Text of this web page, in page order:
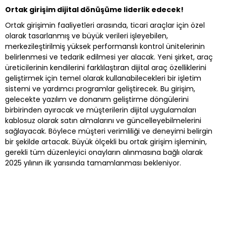
Ortak girişim dijital dönüşüme liderlik edecek!
Ortak girişimin faaliyetleri arasında, ticari araçlar için özel
olarak tasarlanmış ve büyük verileri işleyebilen,
merkezileştirilmiş yüksek performanslı kontrol ünitelerinin
belirlenmesi ve tedarik edilmesi yer alacak. Yeni şirket, araç
üreticilerinin kendilerini farklılaştıran dijital araç özelliklerini
geliştirmek için temel olarak kullanabilecekleri bir işletim
sistemi ve yardımcı programlar geliştirecek. Bu girişim,
gelecekte yazılım ve donanım geliştirme döngülerini
birbirinden ayıracak ve müşterilerin dijital uygulamaları
kablosuz olarak satın almalarını ve güncelleyebilmelerini
sağlayacak. Böylece müşteri verimliliği ve deneyimi belirgin
bir şekilde artacak. Büyük ölçekli bu ortak girişim işleminin,
gerekli tüm düzenleyici onayların alınmasına bağlı olarak
2025 yılının ilk yarısında tamamlanması bekleniyor.